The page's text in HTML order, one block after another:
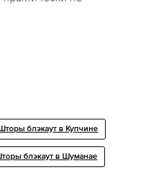
блэкаут в Купчине
блэкаут в Шуманае